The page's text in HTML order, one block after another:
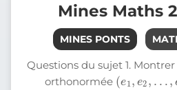
Mines Maths
MINES PONTS
Questions du sujet 1.
orthonormée
(e1 ,e2,…, en